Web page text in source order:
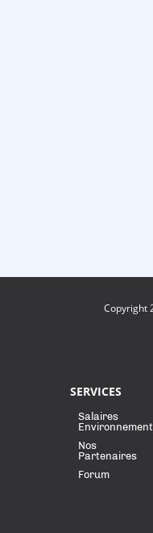
Copyright
SERVICES
Salaires
Environnement
Nos
Partenaires
Forum